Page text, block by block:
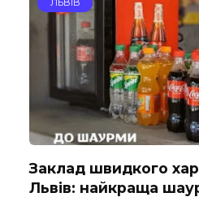
ЛЬВІВ
Заклад швидкого
Львів: найкраща